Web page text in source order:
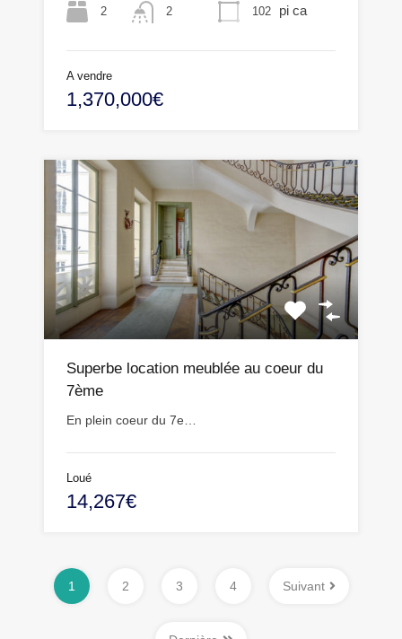
2 2 102 pi ca
A vendre
1,370,000€
Superbe location meublée au coeur du
7ème
En plein coeur du 7e…
Loué
14,267€
1 2 3 4 Suivant